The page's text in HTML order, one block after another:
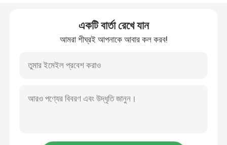
একটি বার্তা রেখে যান
আমরা শীঘ্রই আপনাকে আবার কল করব!